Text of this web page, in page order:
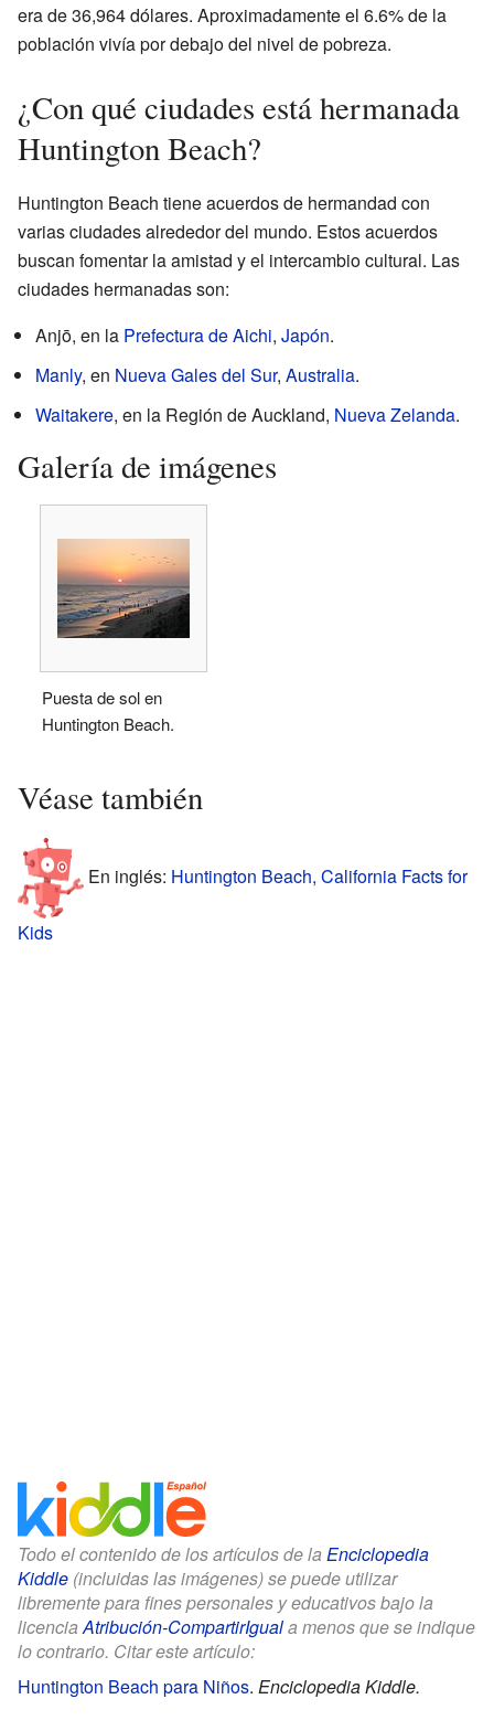
era de 36,964 dólares. Aproximadamente el 6.6% de la
población vivía por debajo del nivel de pobreza.
¿Con qué ciudades está hermanada
Huntington Beach?
Huntington Beach tiene acuerdos de hermandad con
varias ciudades alrededor del mundo. Estos acuerdos
buscan fomentar la amistad y el intercambio cultural. Las
ciudades hermanadas son:
Anjō, en la Prefectura de Aichi, Japón.
Manly, en Nueva Gales del Sur, Australia.
Waitakere, en la Región de Auckland, Nueva Zelanda.
Galería de imágenes
Puesta de sol en
Huntington Beach.
Véase también
En inglés: Huntington Beach, California Facts for
Kids
Todo el contenido de los artículos de la Enciclopedia
Kiddle (incluidas las imágenes) se puede utilizar
libremente para fines personales y educativos bajo la
licenciaAtribución-CompartirIguala menos que se indique
lo contrario. Citar este artículo:
Huntington Beach para Niños. Enciclopedia Kiddle.